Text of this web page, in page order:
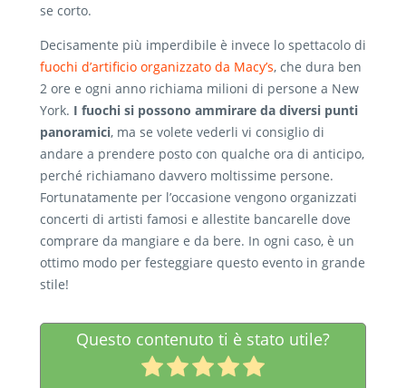
se corto.
Decisamente più imperdibile è invece lo spettacolo di
fuochi d’artificio organizzato da Macy’s, che dura ben
2 ore e ogni anno richiama milioni di persone a New
York. I fuochi si possono ammirare da diversi punti
panoramici, ma se volete vederli vi consiglio di
andare a prendere posto con qualche ora di anticipo,
perché richiamano davvero moltissime persone.
Fortunatamente per l’occasione vengono organizzati
concerti di artisti famosi e allestite bancarelle dove
comprare da mangiare e da bere. In ogni caso, è un
ottimo modo per festeggiare questo evento in grande
stile!
Questo contenuto ti è stato utile?